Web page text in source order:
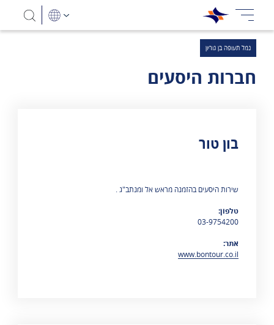
נמל תעופה בן גוריון
חברות היסעים
בון טור
שירות היסעים בהזמנה מראש אל ומנתב"ג .
טלפון:
03-9754200
אתר:
www.bontour.co.il